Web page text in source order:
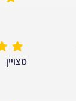
מצויין